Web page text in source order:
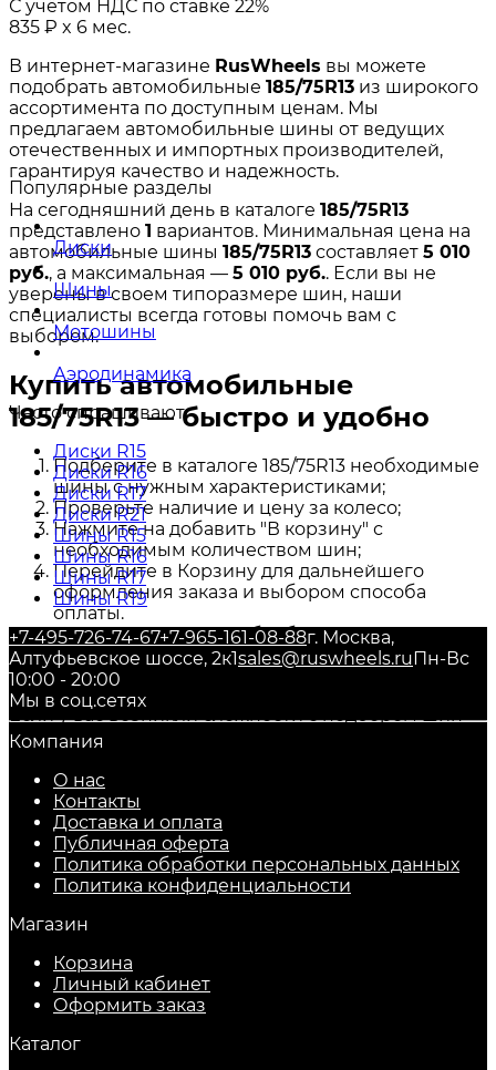
С учётом НДС по ставке 22%
835 ₽ x 6 мес.
В интернет-магазине RusWheels вы можете
подобрать автомобильные 185/75R13 из широкого
ассортимента по доступным ценам. Мы
предлагаем автомобильные шины от ведущих
отечественных и импортных производителей,
гарантируя качество и надежность.
На сегодняшний день в каталоге 185/75R13
представлено 1 вариантов. Минимальная цена на
автомобильные шины 185/75R13 составляет 5 010
руб., а максимальная — 5 010 руб.. Если вы не
уверены в своем типоразмере шин, наши
специалисты всегда готовы помочь вам с
выбором.
Купить автомобильные
185/75R13 — быстро и удобно
Подберите в каталоге 185/75R13 необходимые
шины с нужным характеристиками;
Проверьте наличие и цену за колесо;
Нажмите на добавить "В корзину" с
необходимым количеством шин;
Перейдите в Корзину для дальнейшего
оформления заказа и выбором способа
оплаты.
Наши специалисты обработают Ваш Заказ и
свяжутся с Вами для подтверждения сроков и
способа доставки.
Если у вас возникли сложности с подбором шин
для автомобиля, позвоните нашим специалистам
Мы осуществляем быструю доставку
автомобильных шин и дисков в любой регион
России, обеспечивая удобство и качество
обслуживания.
Популярные разделы
Диски
Шины
Мотошины
Аэродинамика
Часто спрашивают
Диски R15
Диски R16
Диски R17
Диски R21
Шины R15
Шины R16
Шины R17
Шины R19
+7-495-726-74-67+7-965-161-08-88г. Москва,
Алтуфьевское шоссе, 2к1sales@ruswheels.ruПн-Вс
10:00 - 20:00
Мы в соц.сетях
Компания
О нас
Контакты
Доставка и оплата
Публичная оферта
Политика обработки персональных данных
​Политика конфиденциальности
Магазин
Корзина
Личный кабинет
Оформить заказ
Каталог